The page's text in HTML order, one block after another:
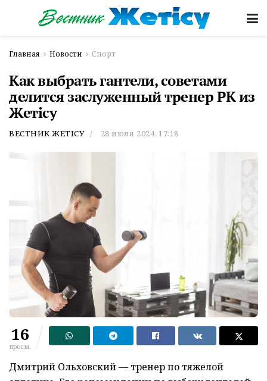
Главная Новости Спорт
Как выбрать гантели, советами
делится заслуженный тренер РК из
Жетісу
ВЕСТНИК ЖЕТІСУ 28 июля 2024, 17:18
16
просм.
Дмитрий Ольховский — тренер по тяжелой